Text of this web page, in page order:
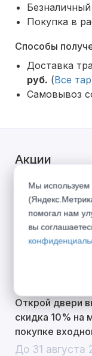
Покупка в
Способы
Доставка
руб. (Все
Самовывоз
Акции
% Акция
Открой двери
скидка 10% на
покупке
До 31 августа
Мы используем
помогал нам
вы